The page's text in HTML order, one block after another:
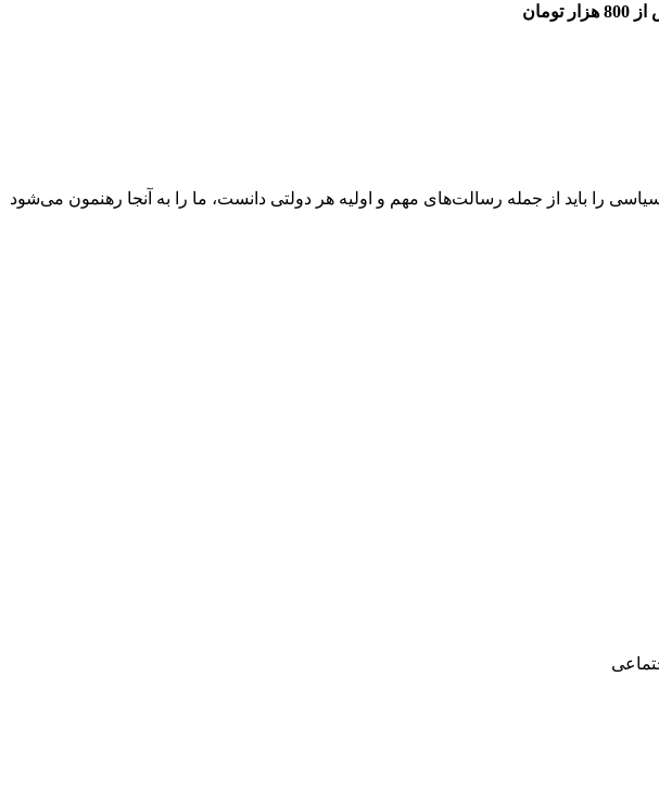
را باید از جمله رسالت‌های مهم و اولیه هر دولتی دانست، ما را به آنجا رهنمون می‌شود